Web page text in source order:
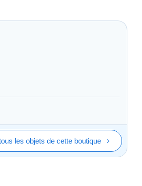
les objets de cette boutique